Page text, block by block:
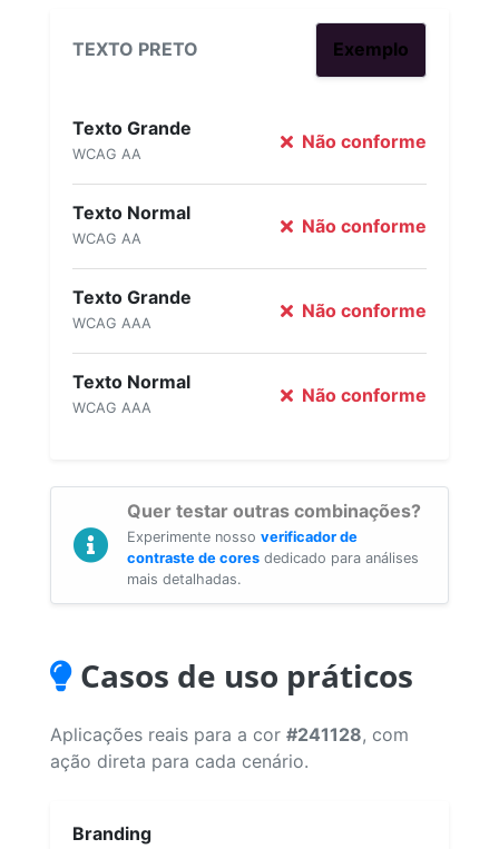
TEXTO PRETO Exemplo
Texto Grande
WCAG AA
Não conforme
Texto Normal
WCAG AA
Não conforme
Texto Grande
WCAG AAA
Não conforme
Texto Normal
WCAG AAA
Não conforme
Quer testar outras combinações?
Experimente nosso verificador de
contraste de cores dedicado para análises
mais detalhadas.
Casos de uso práticos
Aplicações reais para a cor #241128, com
ação direta para cada cenário.
Branding